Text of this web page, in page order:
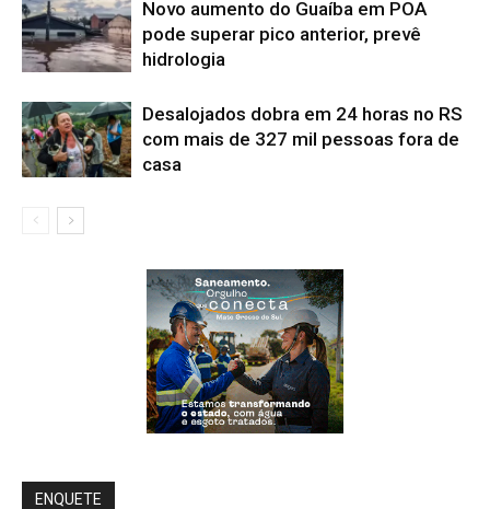
Novo aumento do Guaíba em POA
pode superar pico anterior, prevê
hidrologia
Desalojados dobra em 24 horas no RS
com mais de 327 mil pessoas fora de
casa
ENQUETE